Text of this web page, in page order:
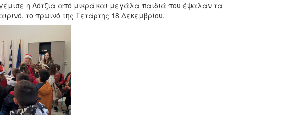
η Λότζια από μικρά και μεγάλα παιδιά που έψαλαν τα
το πρωινό της Τετάρτης 18 Δεκεμβρίου.